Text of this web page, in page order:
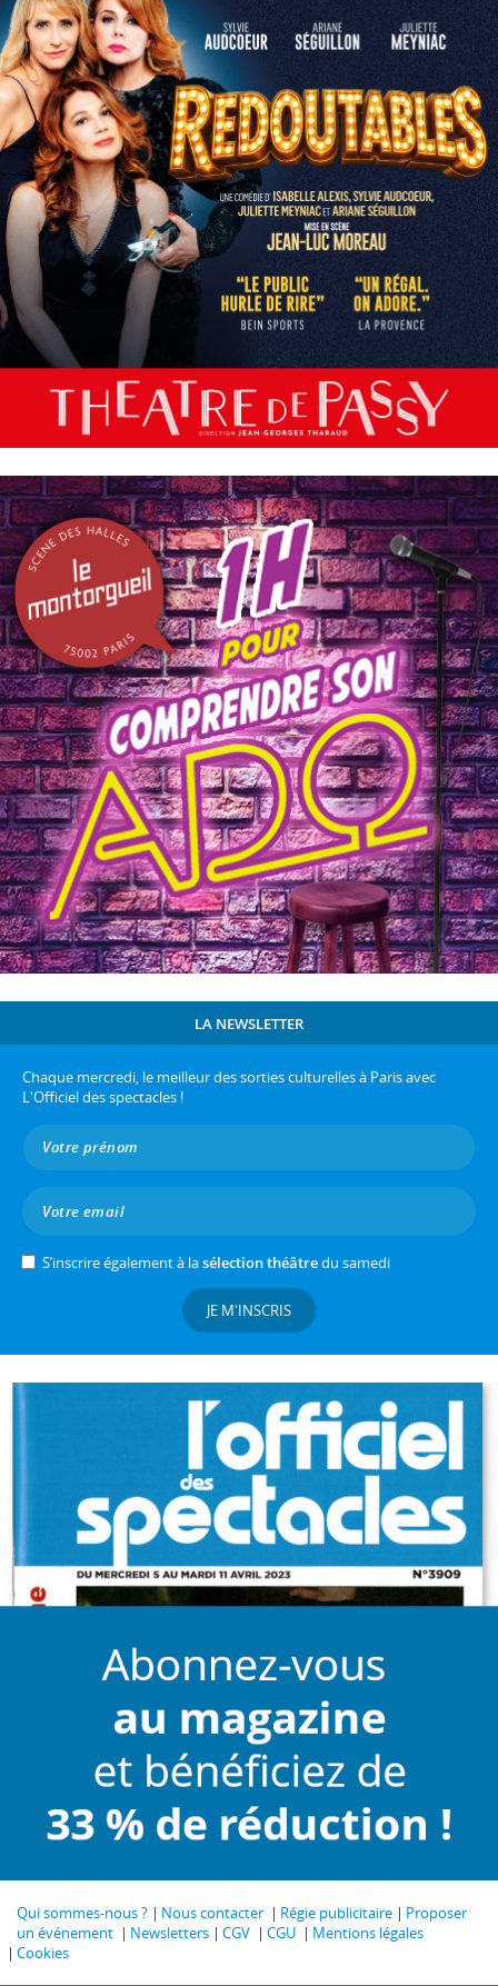
LA NEWSLETTER
Chaque mercredi, le meilleur des sorties culturelles à Paris avec
L'Officiel des spectacles !
S’inscrire également à lasélection théâtredu samedi
JE M'INSCRIS
Qui sommes-nous ? Nous contacter Régie publicitaire
Proposer
un événement
Newsletters CGV CGU
Mentions légales
Cookies